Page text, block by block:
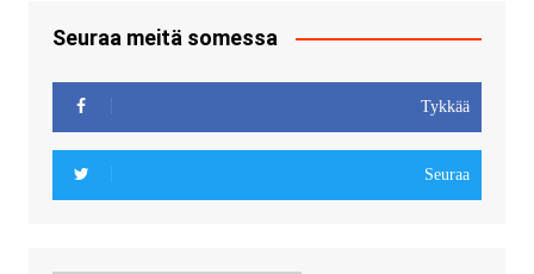
Seuraa meitä somessa
Tykkää
Seuraa